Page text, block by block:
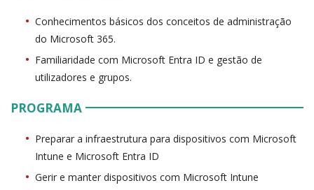
Conhecimentos básicos dos conceitos de administração
do Microsoft 365.
Familiaridade com Microsoft Entra ID e gestão de
utilizadores e grupos.
PROGRAMA
Preparar a infraestrutura para dispositivos com Microsoft
Intune e Microsoft Entra ID
Gerir e manter dispositivos com Microsoft Intune